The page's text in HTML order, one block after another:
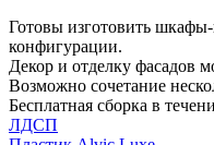
Готовы изготовить
конфигурации.
Декор и отделку фасадов
Возможно сочетание
Бесплатная сборка в
ЛДСП